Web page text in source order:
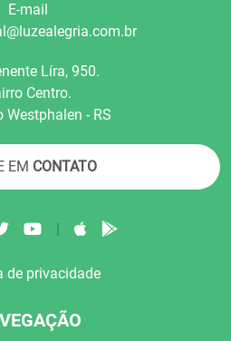
E-mail
Líra, 950.
Centro.
Westphalen - RS
EM CONTATO
|
de privacidade